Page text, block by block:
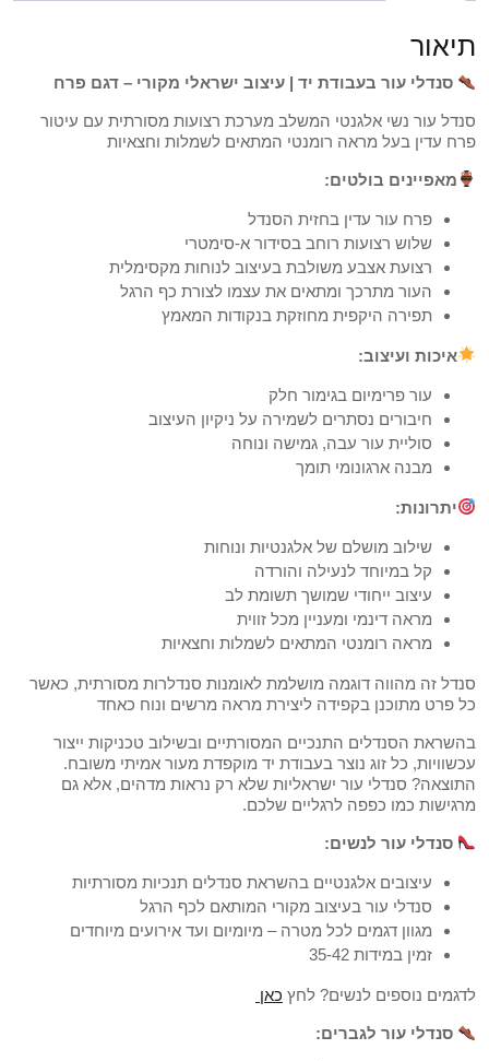
תיאור
סנדלי עור בעבודת יד | עיצוב ישראלי מקורי – דגם פרח
סנדל עור נשי אלגנטי המשלב מערכת רצועות מסורתית עם עיטור
פרח עדין בעל מראה רומנטי המתאים לשמלות וחצאיות
מאפיינים בולטים:
פרח עור עדין בחזית הסנדל
שלוש רצועות רוחב בסידור א-סימטרי
רצועת אצבע משולבת בעיצוב לנוחות מקסימלית
העור מתרכך ומתאים את עצמו לצורת כף הרגל
תפירה היקפית מחוזקת בנקודות המאמץ
איכות ועיצוב:
עור פרימיום בגימור חלק
חיבורים נסתרים לשמירה על ניקיון העיצוב
סוליית עור עבה, גמישה ונוחה
מבנה ארגונומי תומך
יתרונות:
שילוב מושלם של אלגנטיות ונוחות
קל במיוחד לנעילה והורדה
עיצוב ייחודי שמושך תשומת לב
מראה דינמי ומעניין מכל זווית
מראה רומנטי המתאים לשמלות וחצאיות
סנדל זה מהווה דוגמה מושלמת לאומנות סנדלרות מסורתית, כאשר
כל פרט מתוכנן בקפידה ליצירת מראה מרשים ונוח כאחד
בהשראת הסנדלים התנכיים המסורתיים ובשילוב טכניקות ייצור
עכשוויות, כל זוג נוצר בעבודת יד מוקפדת מעור אמיתי משובח.
התוצאה? סנדלי עור ישראליות שלא רק נראות מדהים, אלא גם
מרגישות כמו כפפה לרגליים שלכם.
סנדלי עור לנשים:
עיצובים אלגנטיים בהשראת סנדלים תנכיות מסורתיות
סנדלי עור בעיצוב מקורי המותאם לכף הרגל
מגוון דגמים לכל מטרה – מיומיום ועד אירועים מיוחדים
זמין במידות 35-42
לדגמים נוספים לנשים? לחץ כאן
סנדלי עור לגברים: